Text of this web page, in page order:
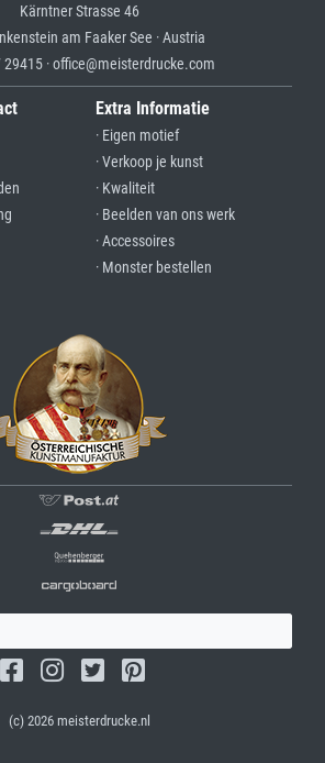
Kärntner Strasse 46
am Faaker See · Austria
· office@meisterdrucke.com
Extra Informatie
· Eigen motief
· Verkoop je kunst
· Kwaliteit
· Beelden van ons werk
· Accessoires
· Monster bestellen
(c) 2026 meisterdrucke.nl